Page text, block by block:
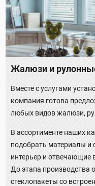
Жалюзи и
Вместе с услугами
компания готова
любых видов жалюзи,
В ассортименте наших
подобрать материалы и
интерьер и
До этапа производства
стеклопакеты со